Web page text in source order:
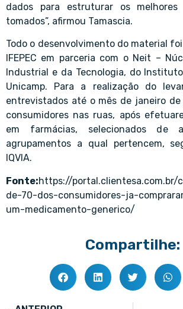
dados para estruturar os
tomados”, afirmou Tamascia.
Todo o desenvolvimento do material
IFEPEC em parceria com o Neit –
Industrial e da Tecnologia, do
Unicamp. Para a realização do
entrevistados até o mês de janeiro de
consumidores nas ruas, após
em farmácias, selecionados de
agrupamentos a qual pertencem,
IQVIA.
Fonte:https://portal.clientesa.com.br/
de-70-dos-consumidores-ja-
um-medicamento-generico/
Compartilhe: